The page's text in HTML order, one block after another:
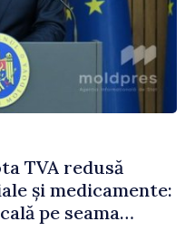
TVA redusă
și medicamente:
pe seama